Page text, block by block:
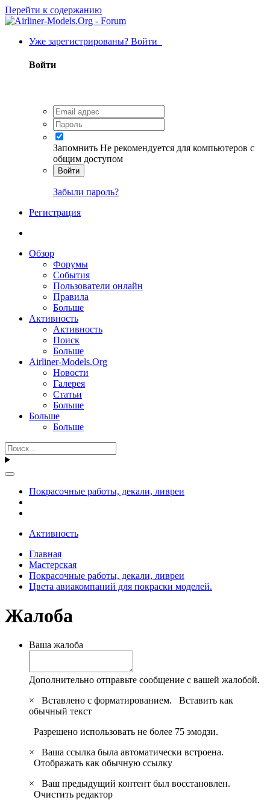
Перейти к содержанию
Уже зарегистрированы? Войти
Войти
Запомнить Не рекомендуется для компьютеров с
общим доступом
Войти
Забыли пароль?
Регистрация
Обзор
Форумы
События
Пользователи онлайн
Правила
Больше
Активность
Активность
Поиск
Больше
Airliner-Models.Org
Новости
Галерея
Статьи
Больше
Больше
Больше
Покрасочные работы, декали, ливреи
Активность
Главная
Мастерская
Покрасочные работы, декали, ливреи
Цвета авиакомпаний для покраски моделей.
Жалоба
Ваша жалоба
Дополнительно отправьте сообщение с вашей жалобой.
×
Вставлено с форматированием. Вставить как
обычный текст
Разрешено использовать не более 75 эмодзи.
×
Ваша ссылка была автоматически встроена.
Отображать как обычную ссылку
×
Ваш предыдущий контент был восстановлен.
Очистить редактор